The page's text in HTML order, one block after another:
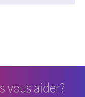
vous aider?